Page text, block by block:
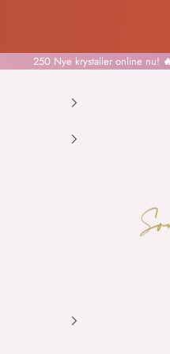
250 Nye krystaller online nu!